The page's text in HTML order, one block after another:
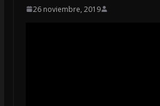
26 noviembre, 2019